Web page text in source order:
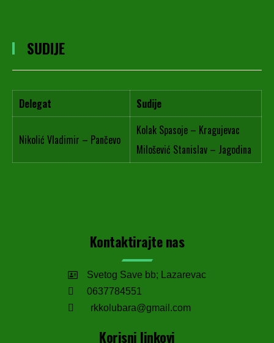
SUDIJE
Delegat Sudije
Nikolić Vladimir – Pančevo
Kolak Spasoje – Kragujevac
Milošević Stanislav – Jagodina
Kontaktirajte nas
Svetog Save bb; Lazarevac
0637784551
rkkolubara@gmail.com
Korisni linkovi